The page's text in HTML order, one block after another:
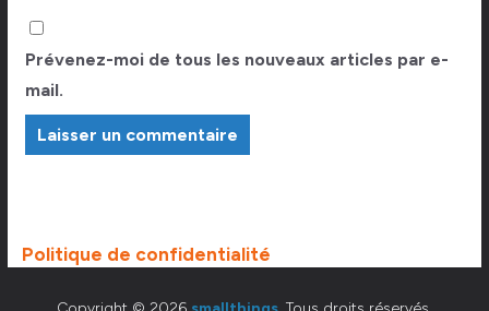
Prévenez-moi de tous les nouveaux articles par e-
mail.
Politique de confidentialité